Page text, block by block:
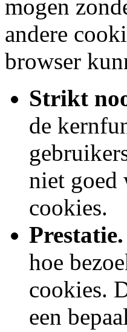
mogen
andere
browser
Strikt
de
niet goed
cookies.
Prestatie.
hoe
cookies.
een